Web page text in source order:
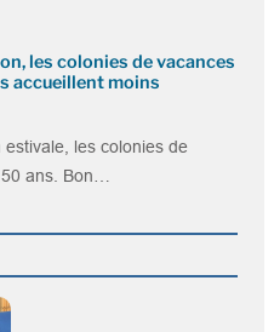
les colonies de vacances
accueillent moins
estivale, les colonies de
ans. Bon…